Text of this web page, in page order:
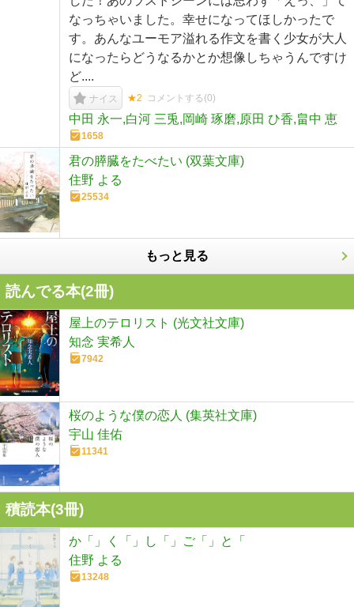
なっちゃいました。幸せになってほしかったで
す。あんなユーモア溢れる作文を書く少女が大人
になったらどうなるかとか想像しちゃうんですけ
ど....
ナイス ★2 コメントする(0)
中田 永一,白河 三兎,岡崎 琢磨,原田 ひ香,畠中 恵
1658
君の膵臓をたべたい (双葉文庫)
住野 よる
25534
もっと見る
読んでる本(2冊)
屋上のテロリスト (光文社文庫)
知念 実希人
7942
桜のような僕の恋人 (集英社文庫)
宇山 佳佑
11341
積読本(3冊)
か「」く「」し「」ご「」と「
住野 よる
13248